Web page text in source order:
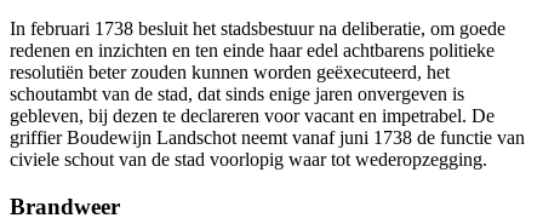
In februari 1738 besluit het stadsbestuur na deliberatie, om goede
redenen en inzichten en ten einde haar edel achtbarens politieke
resolutiën beter zouden kunnen worden geëxecuteerd, het
schoutambt van de stad, dat sinds enige jaren onvergeven is
gebleven, bij dezen te declareren voor vacant en impetrabel. De
griffier Boudewijn Landschot neemt vanaf juni 1738 de functie van
civiele schout van de stad voorlopig waar tot wederopzegging.
Brandweer